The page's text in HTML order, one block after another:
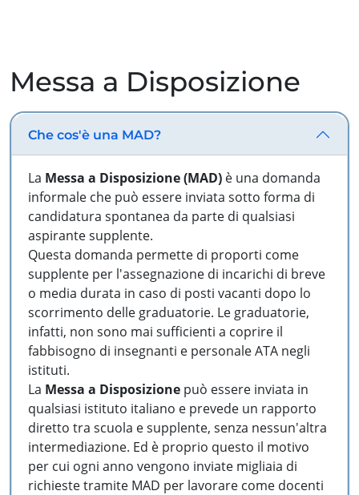
Messa a Disposizione
Che cos'è una MAD?
La Messa a Disposizione (MAD) è una domanda
informale che può essere inviata sotto forma di
candidatura spontanea da parte di qualsiasi
aspirante supplente.
Questa domanda permette di proporti come
supplente per l'assegnazione di incarichi di breve
o media durata in caso di posti vacanti dopo lo
scorrimento delle graduatorie. Le graduatorie,
infatti, non sono mai sufficienti a coprire il
fabbisogno di insegnanti e personale ATA negli
istituti.
La Messa a Disposizione può essere inviata in
qualsiasi istituto italiano e prevede un rapporto
diretto tra scuola e supplente, senza nessun'altra
intermediazione. Ed è proprio questo il motivo
per cui ogni anno vengono inviate migliaia di
richieste tramite MAD per lavorare come docenti